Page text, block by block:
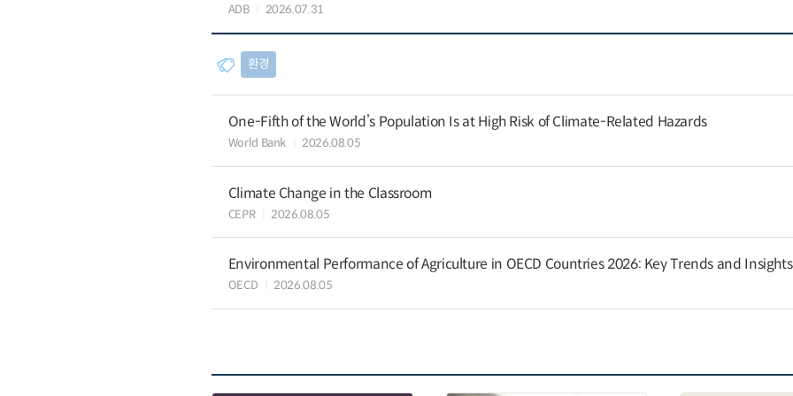
ADB 2026.07.31
환경
One-Fifth of the World’s Population Is at High Risk of Climate-Related Hazards
World Bank 2026.08.05
Climate Change in the Classroom
CEPR 2026.08.05
Environmental Performance of Agriculture in OECD Countries 2026: Key Trends and Insights
OECD 2026.08.05